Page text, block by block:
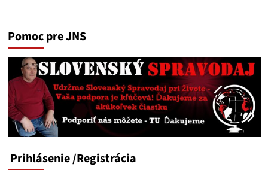
Pomoc pre JNS
Prihlásenie/Registrácia